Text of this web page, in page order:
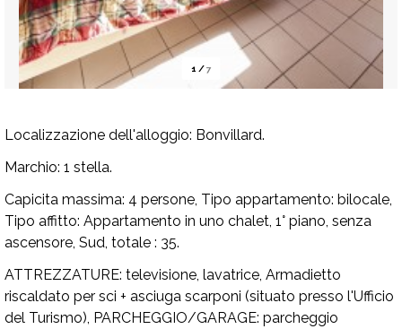
1 /7
Localizzazione dell'alloggio: Bonvillard.
Marchio: 1 stella.
Capicita massima: 4 persone, Tipo appartamento: bilocale,
Tipo affitto: Appartamento in uno chalet, 1° piano, senza
ascensore, Sud, totale : 35.
ATTREZZATURE: televisione, lavatrice, Armadietto
riscaldato per sci + asciuga scarponi (situato presso l'Ufficio
del Turismo), PARCHEGGIO/GARAGE: parcheggio